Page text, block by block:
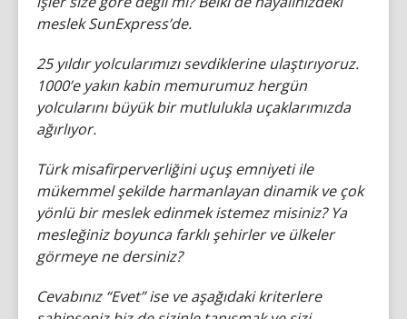
meslek SunExpress’de.
25 yıldır yolcularımızı sevdiklerine ulaştırıyoruz.
1000’e yakın kabin memurumuz hergün
yolcularını büyük bir mutlulukla uçaklarımızda
ağırlıyor.
Türk misafirperverliğini uçuş emniyeti ile
mükemmel şekilde harmanlayan dinamik ve çok
yönlü bir meslek edinmek istemez misiniz? Ya
mesleğiniz boyunca farklı şehirler ve ülkeler
görmeye ne dersiniz?
Cevabınız “Evet” ise ve aşağıdaki kriterlere